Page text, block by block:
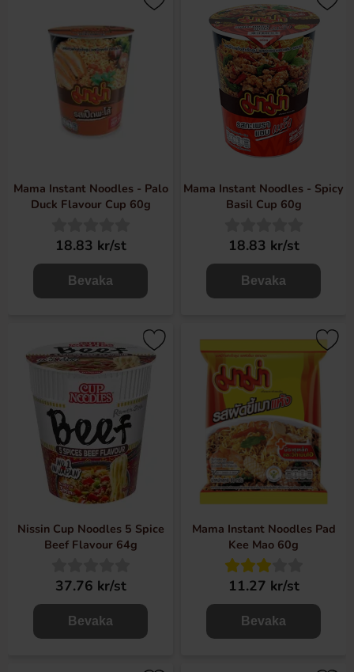
Mama Instant Noodles - Palo
Duck Flavour Cup 60g
18.83 kr/st
Bevaka
Mama Instant Noodles - Spicy
Basil Cup 60g
18.83 kr/st
Bevaka
Nissin Cup Noodles 5 Spice
Beef Flavour 64g
37.76 kr/st
Bevaka
Mama Instant Noodles Pad
Kee Mao 60g
11.27 kr/st
Bevaka